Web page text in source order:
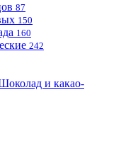
87
150
160
242
и какао-